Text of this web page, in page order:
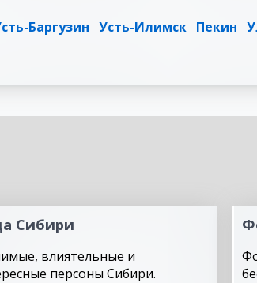
Баргузин Усть-Илимск Пекин
Сибири
влиятельные и
персоны Сибири.